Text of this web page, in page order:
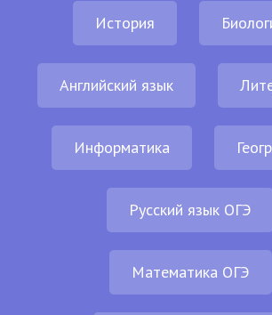
История
Английский язык
Информатика
Русский язык ОГЭ
Математика ОГЭ